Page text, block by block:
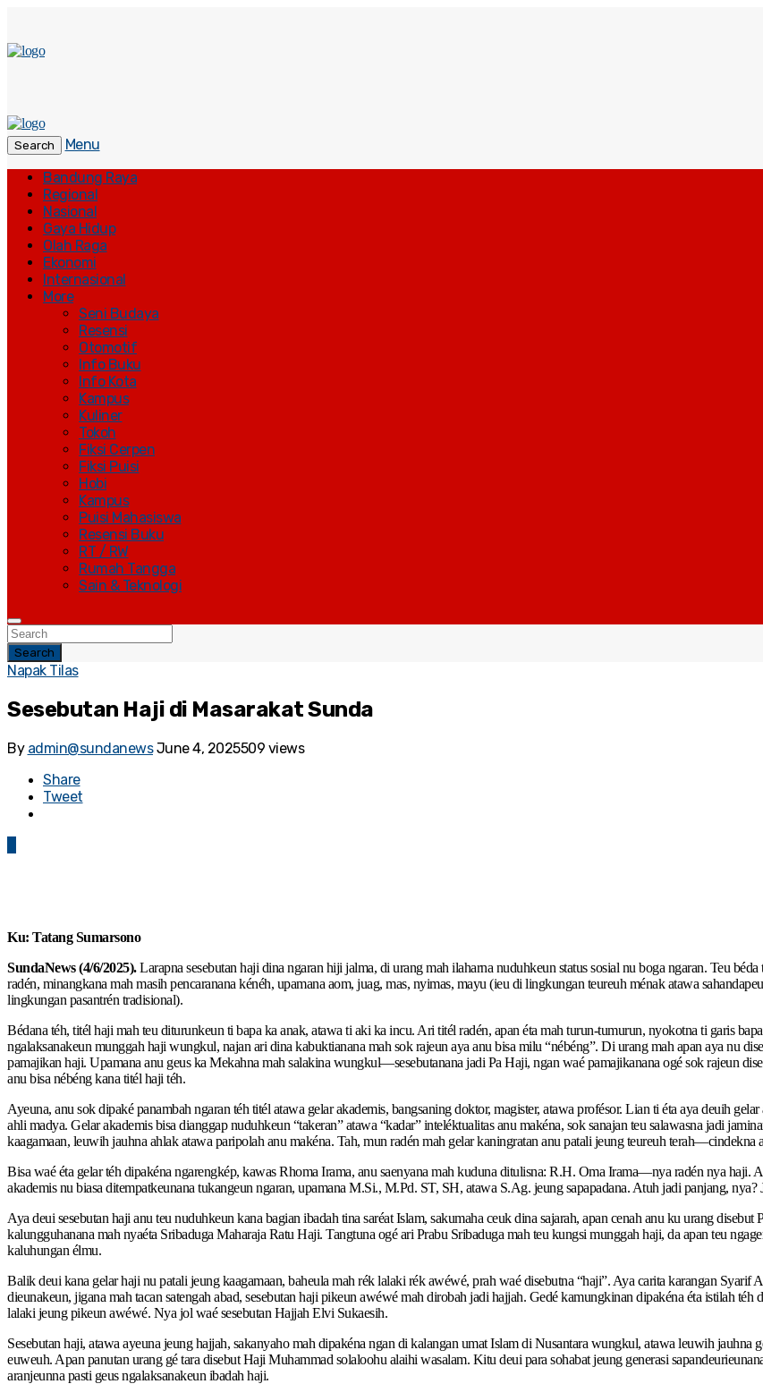
Search
Menu
Bandung Raya
Regional
Nasional
Gaya Hidup
Olah Raga
Ekonomi
Internasional
More
Seni Budaya
Resensi
Otomotif
Info Buku
Info Kota
Kampus
Kuliner
Tokoh
Fiksi Cerpen
Fiksi Puisi
Hobi
Kampus
Puisi Mahasiswa
Resensi Buku
RT / RW
Rumah Tangga
Sain & Teknologi
Search
Napak Tilas
Sesebutan Haji di Masarakat Sunda
By admin@sundanews June 4, 2025509 views
Share
Tweet
Ku: Tatang Sumarsono
SundaNews (4/6/2025).Larapna sesebutan haji dina ngaran hiji jalma, di urang mah ilaharna nuduhkeun status sosial nu boga ngaran. Teu
radén, minangkana mah masih pencaranana kénéh, upamana aom, juag, mas, nyimas, mayu (ieu di lingkungan teureuh ménak atawa
lingkungan pasantrén tradisional).
Bédana téh, titél haji mah teu diturunkeun ti bapa ka anak, atawa ti aki ka incu. Ari titél radén, apan éta mah turun-tumurun, nyokotna ti garis
ngalaksanakeun munggah haji wungkul, najan ari dina kabuktianana mah sok rajeun aya anu bisa milu “nébéng”. Di urang mah apan aya nu
pamajikan haji. Upamana anu geus ka Mekahna mah salakina wungkul—sesebutanana jadi Pa Haji, ngan waé pamajikanana ogé sok rajeun
anu bisa nébéng kana titél haji téh.
Ayeuna, anu sok dipaké panambah ngaran téh titél atawa gelar akademis, bangsaning doktor, magister, atawa profésor. Lian ti éta aya deuih
ahli madya. Gelar akademis bisa dianggap nuduhkeun “takeran” atawa “kadar” inteléktualitas anu makéna, sok sanajan teu salawasna jadi
kaagamaan, leuwih jauhna ahlak atawa paripolah anu makéna. Tah, mun radén mah gelar kaningratan anu patali jeung teureuh terah—cindekna
Bisa waé éta gelar téh dipakéna ngarengkép, kawas Rhoma Irama, anu saenyana mah kuduna ditulisna: R.H. Oma Irama—nya radén nya haji.
akademis nu biasa ditempatkeunana tukangeun ngaran, upamana M.Si., M.Pd. ST, SH, atawa S.Ag. jeung sapapadana. Atuh jadi panjang,
Aya deui sesebutan haji anu teu nuduhkeun kana bagian ibadah tina saréat Islam, sakumaha ceuk dina sajarah, apan cenah anu ku urang
kalungguhanana mah nyaéta Sribaduga Maharaja Ratu Haji. Tangtuna ogé ari Prabu Sribaduga mah teu kungsi munggah haji, da apan teu
kaluhungan élmu.
Balik deui kana gelar haji nu patali jeung kaagamaan, baheula mah rék lalaki rék awéwé, prah waé disebutna “haji”. Aya carita karangan Syarif
dieunakeun, jigana mah tacan satengah abad, sesebutan haji pikeun awéwé mah dirobah jadi hajjah. Gedé kamungkinan dipakéna éta istilah téh
lalaki jeung pikeun awéwé. Nya jol waé sesebutan Hajjah Elvi Sukaesih.
Sesebutan haji, atawa ayeuna jeung hajjah, sakanyaho mah dipakéna ngan di kalangan umat Islam di Nusantara wungkul, atawa leuwih
euweuh. Apan panutan urang gé tara disebut Haji Muhammad solaloohu alaihi wasalam. Kitu deui para sohabat jeung generasi
aranjeunna pasti geus ngalaksanakeun ibadah haji.